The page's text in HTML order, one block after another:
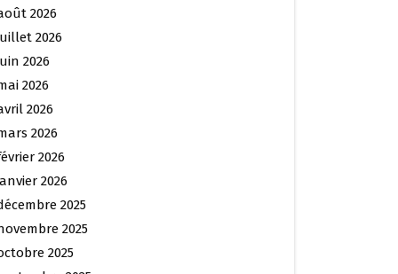
2026
2026
2026
2026
2026
2026
2026
2026
2025
2025
2025